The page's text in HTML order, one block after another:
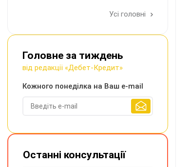
Усі головні
Головне за тиждень
від редакції «Дебет-Кредит»
Кожного понеділка на Ваш e-mail
Останні консультації